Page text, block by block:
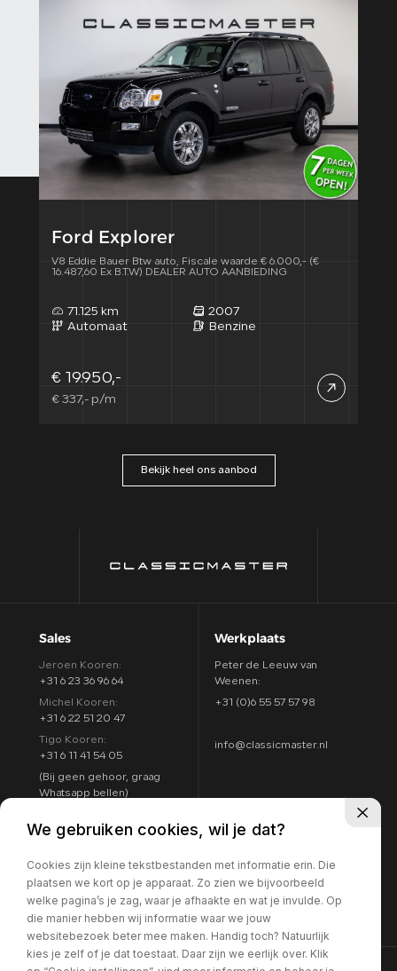
Ford Explorer
V8 Eddie Bauer Btw auto, Fiscale waarde € 6.000,- (€
16.487,60 Ex B.T.W) DEALER AUTO AANBIEDING
71.125 km
2007
Automaat
Benzine
€ 19.950,-
€ 337,- p/m
Bekijk heel ons aanbod
Sales
Jeroen Kooren:
+31 6 23 36 96 64
Michel Kooren:
+31 6 22 51 20 47
Tigo Kooren:
+31 6 11 41 54 05
(Bij geen gehoor, graag
Whatsapp bellen)
Werkplaats
Peter de Leeuw van
Weenen:
+31 (0)6 55 57 57 98
info@classicmaster.nl
Argon 25
Routebeschrijving
8:00 - 17:00
7 dagen per week
geopend
We gebruiken cookies, wil je dat?
Cookies zijn kleine tekstbestanden met informatie erin. Die
plaatsen we kort op je apparaat. Zo zien we bijvoorbeeld
welke pagina’s je zag, waar je afhaakte en wat je invulde. Op
die manier hebben wij informatie waar we jouw
websitebezoek beter mee maken. Handig toch? Natuurlijk
kies je zelf of je dat toestaat. Daar zijn we eerlijk over. Klik